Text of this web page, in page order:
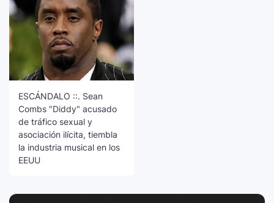
ESCÁNDALO ::. Sean
Combs "Diddy" acusado
de tráfico sexual y
asociación ilícita, tiembla
la industria musical en los
EEUU